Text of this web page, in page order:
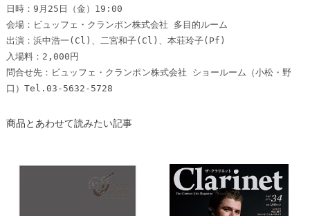
日時：9月25日（金）19:00
会場：ビュッフェ・クランポン株式会社 多目的ルーム
出演：浜中浩一(Cl)、二宮和子(Cl)、本荘玲子(Pf)
入場料：2,000円
問合せ先：ビュッフェ・クランポン株式会社 ショールーム（小松・野
口）Tel.03-5632-5728
商品とあわせて読みたい記事